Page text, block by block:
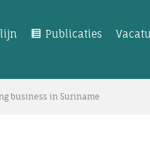
Publicaties
business in Suriname